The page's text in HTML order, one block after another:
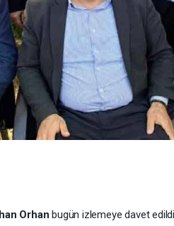
Orhanbugün izlemeye davet